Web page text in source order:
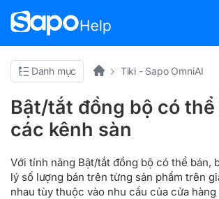
Danh mục Tiki - Sapo OmniAI
Bật/tắt đồng bộ có
các kênh sàn
Với tính năng Bật/tắt đồng bộ có thể bán,
lý số lượng bán trên từng sản phẩm trên
nhau tùy thuộc vào nhu cầu của cửa hàng